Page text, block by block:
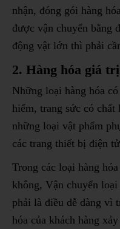
nhận, đóng gói hàng
được vận chuyển bằng
động vật lớn thì phải
2. Hàng hóa giá
Những loại hàng hóa
hiếm, trang sức có
những loại vật phẩm
các trang thiết bị điện
Trong các loại hàng
không, Vận chuyển
phải là điều dễ dàng vì
hóa của khách hàng